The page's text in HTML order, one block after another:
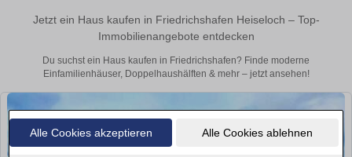
Alle Cookies akzeptieren Alle Cookies ablehnen
Jetzt ein Haus kaufen in Friedrichshafen Heiseloch – Top-
Immobilienangebote entdecken
Du suchst ein Haus kaufen in Friedrichshafen? Finde moderne
Einfamilienhäuser, Doppelhaushälften & mehr – jetzt ansehen!